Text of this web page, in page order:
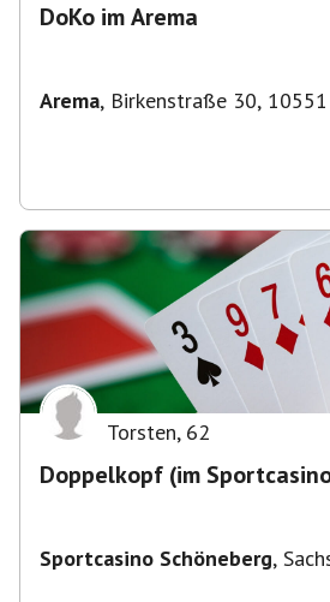
DoKo im Arema
Arema, Birkenstraße 30,
Torsten, 62
Doppelkopf (im
Sportcasino Schöneberg,